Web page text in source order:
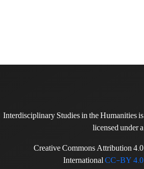
Interdisciplinary Studies in the Humanities is
licensed under a
Creative Commons Attribution 4.0
InternationalCC-BY 4.0